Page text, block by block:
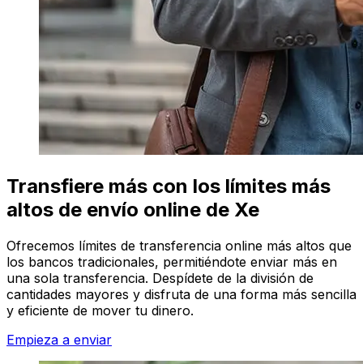
Transfiere más con los límites más
altos de envío online de Xe
Ofrecemos límites de transferencia online más altos que
los bancos tradicionales, permitiéndote enviar más en
una sola transferencia. Despídete de la división de
cantidades mayores y disfruta de una forma más sencilla
y eficiente de mover tu dinero.
Empieza a enviar